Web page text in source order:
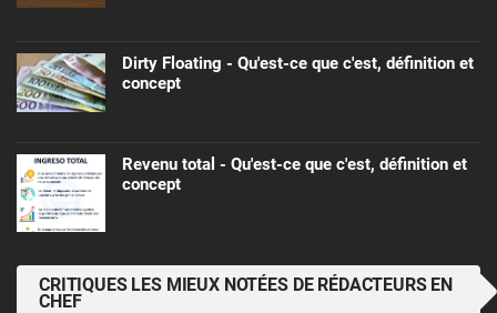
Dirty Floating - Qu'est-ce que c'est, définition et
concept
Revenu total - Qu'est-ce que c'est, définition et
concept
CRITIQUES LES MIEUX NOTÉES DE RÉDACTEURS EN
CHEF